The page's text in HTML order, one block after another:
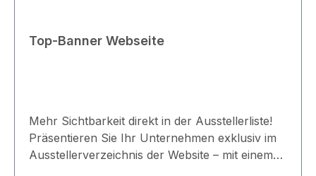
Top-Banner Webseite
Mehr Sichtbarkeit direkt in der Ausstellerliste!
Präsentieren Sie Ihr Unternehmen exklusiv im
Ausstellerverzeichnis der Website – mit einem